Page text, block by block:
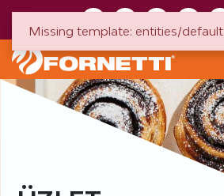
Missing template: entities/default